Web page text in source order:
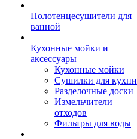
Полотенцесушители для
ванной
Кухонные мойки и
аксессуары
Кухонные мойки
Сушилки для кухни
Разделочные доски
Измельчители
отходов
Фильтры для воды